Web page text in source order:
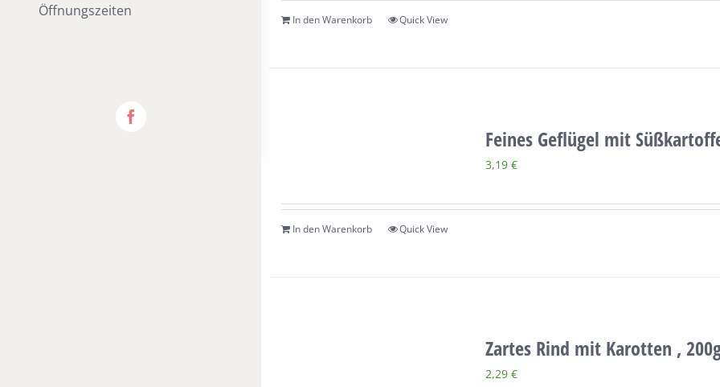
Öffnungszeiten
In den Warenkorb Quick View
Feines Geflügel mit
3,19€
In den Warenkorb Quick View
Zartes Rind mit Karotten ,
2,29€